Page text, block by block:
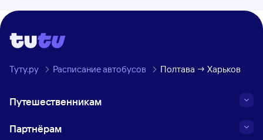
Туту.ру Расписание автобусов Полтава → Харьков
Путешественникам
Партнёрам